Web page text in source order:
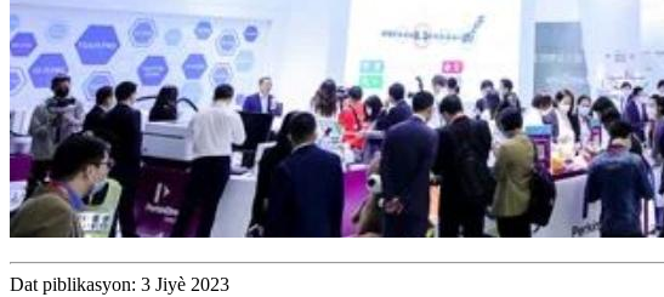
Dat piblikasyon: 3 Jiyè 2023